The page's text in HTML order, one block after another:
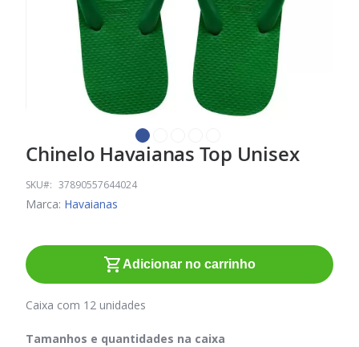
Saltar
o
início
de
imagens
Chinelo Havaianas Top Unisex
SKU 37890557644024
Marca: Havaianas
Adicionar no carrinho
Caixa com 12 unidades
Tamanhos e quantidades na caixa